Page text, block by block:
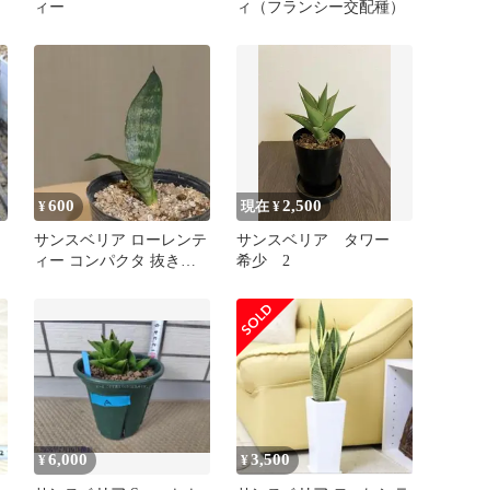
ィー ィ（フランシー交配種）
¥600
サンスベリア ローレンテ
ィー コンパクタ 抜き苗
現在 ¥2,500
サンスベリア タワー
希少 2
¥6,000 ¥3,500